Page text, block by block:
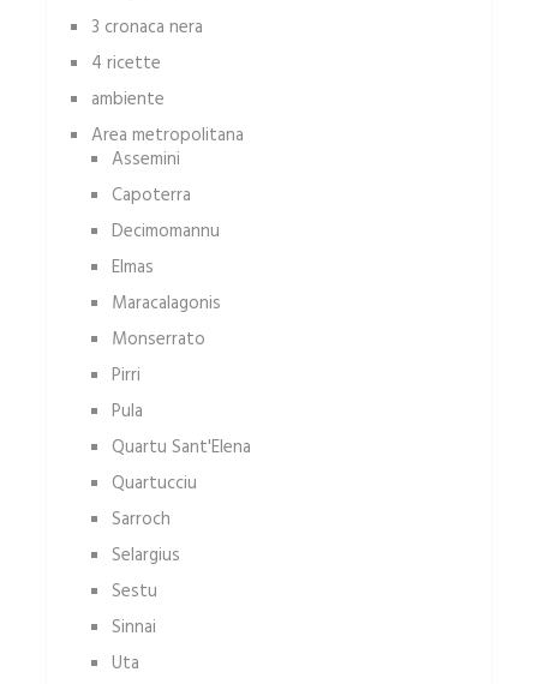
3 cronaca nera
4 ricette
ambiente
Area metropolitana
Assemini
Capoterra
Decimomannu
Elmas
Maracalagonis
Monserrato
Pirri
Pula
Quartu Sant'Elena
Quartucciu
Sarroch
Selargius
Sestu
Sinnai
Uta